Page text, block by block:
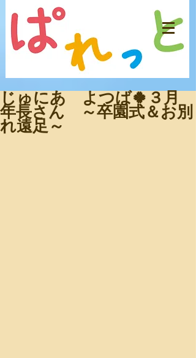
じゅにあ よつば🍀３月
年長さん ～卒園式＆お別
れ遠足～